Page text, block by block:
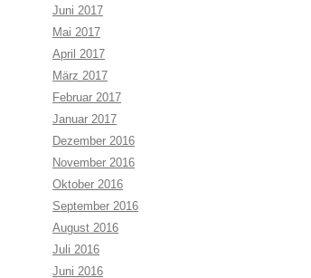
Juni 2017
Mai 2017
April 2017
März 2017
Februar 2017
Januar 2017
Dezember 2016
November 2016
Oktober 2016
September 2016
August 2016
Juli 2016
Juni 2016